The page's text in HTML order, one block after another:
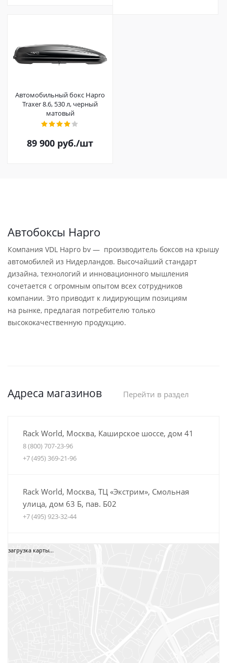
Автомобильный бокс Hapro
Traxer 8.6, 530 л, черный
матовый
89 900 руб./шт
Автобоксы Hapro
Компания VDL Hapro bv — производитель боксов на крышу
автомобилей из Нидерландов. Высочайший стандарт
дизайна, технологий и инновационного мышления
сочетается с огромным опытом всех сотрудников
компании. Это приводит к лидирующим позициям
на рынке, предлагая потребителю только
высококачественную продукцию.
Адреса магазинов Перейти в раздел
Rack World, Москва, Каширское шоссе, дом 41
8 (800) 707-23-96
+7 (495) 369-21-96
Rack World, Москва, ТЦ «Экстрим», Смольная
улица, дом 63 Б, пав. Б02
+7 (495) 923-32-44
Автобагажники Boxteam.ru, ТЦ СпортЕХ, Москва,
загрузка карты...